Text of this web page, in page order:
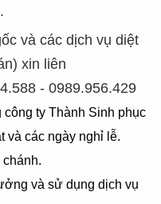
và các dịch vụ diệt
xin liên
- 0989.956.429
ty Thành Sinh phục
và các ngày nghỉ lễ.
và sử dụng dịch vụ